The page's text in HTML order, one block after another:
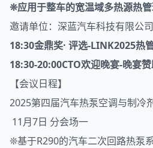
❊应用于整车的宽温域多热源热
邀请单位：深蓝汽车科技有限公司
18:30金鼎奖· 评选-LINK2025热
18:30-20:00CTO欢迎晚宴-晚宴
【会议日程】
2025第四届汽车热泵空调与制冷
11月7日 分会场一
❊基于R290的汽车二次回路热泵